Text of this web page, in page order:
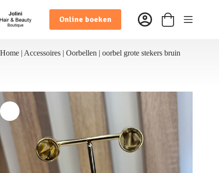
naar
de
inhoud
Online boeken Winkelwagen
Home | Accessoires | Oorbellen | oorbel grote stekers bruin